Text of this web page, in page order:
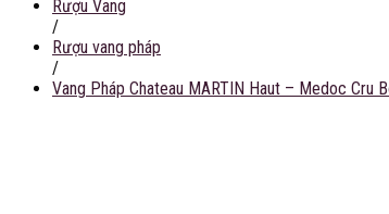
Rượu Vang
/
Rượu vang pháp
/
Vang Pháp Chateau MARTIN Haut – Medoc Cru